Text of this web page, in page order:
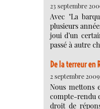
23 septembre
Avec "La
plusieurs
joui d’un
passé à autre
De la terreur en
2 septembre
Nous mettons
compte-rendu
droit de